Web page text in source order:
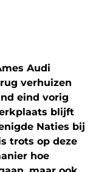
Audi
verhuizen
eind vorig
blijft
Naties bij
trots op deze
hoe